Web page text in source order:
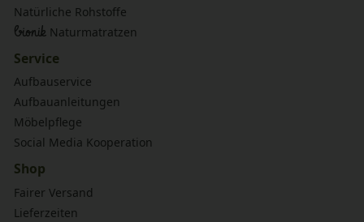
Natürliche Rohstoffe
bionik Naturmatratzen
Service
Aufbauservice
Aufbauanleitungen
Möbelpflege
Social Media Kooperation
Shop
Fairer Versand
Lieferzeiten